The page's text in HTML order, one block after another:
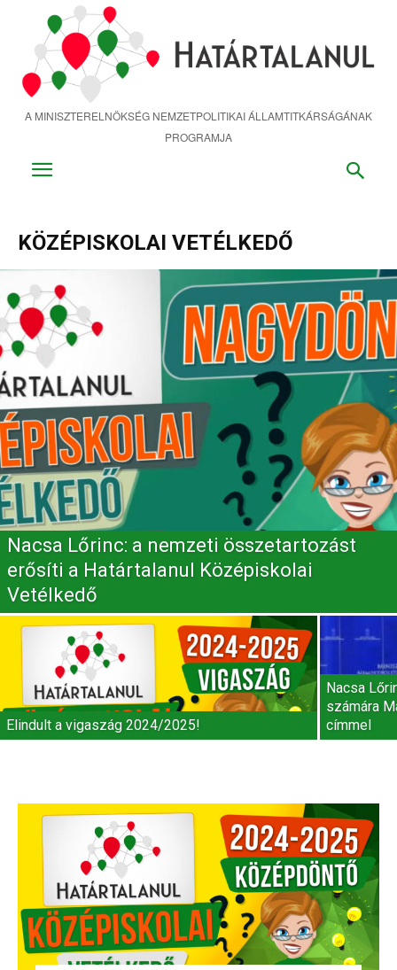
tartalomra
A MINISZTERELNÖKSÉG NEMZETPOLITIKAI ÁLLAMTITKÁRSÁGÁNAK
PROGRAMJA
KÖZÉPISKOLAI VETÉLKEDŐ
Nacsa Lőrinc: a nemzeti összetartozást
erősíti a Határtalanul Középiskolai
Vetélkedő
Elindult a vigaszág 2024/2025!
Nacsa
számára
címmel